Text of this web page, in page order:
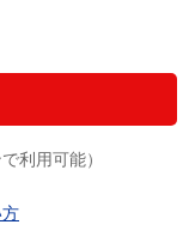
利用可能）